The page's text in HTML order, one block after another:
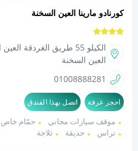
كورنادو مارينا العين السخنة
العين السخنة
01008888281
احجز غرفة اتصل بهذا الفندق
موقف سيارات مجاني حمّام خاص
تراس
حديقة ثلاجة